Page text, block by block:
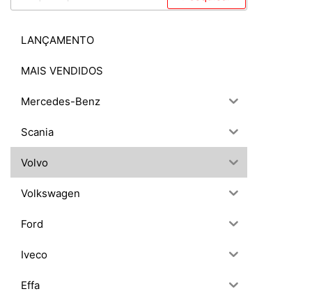
LANÇAMENTO
MAIS VENDIDOS
Mercedes-Benz
Scania
Volvo
Volkswagen
Ford
Iveco
Effa